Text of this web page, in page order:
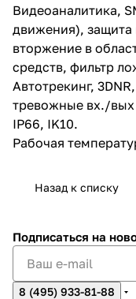
Видеоаналитика,
движения), защита
вторжение в
средств, фильтр
Автотрекинг,
тревожные вх./
IP66, IK10.
Рабочая
Назад к списку
Подписаться на
8 (495) 933-81-88